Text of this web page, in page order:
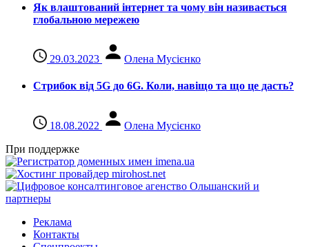
Як влаштований інтернет та чому він називається
глобальною мережею
29.03.2023 Олена Мусієнко
Стрибок від 5G до 6G. Коли, навіщо та що це даcть?
18.08.2022
Олена Мусієнко
При поддержке
Реклама
Контакты